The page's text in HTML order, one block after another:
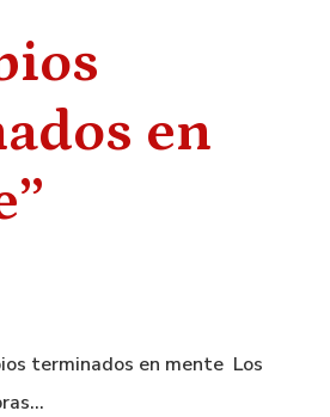
en
terminados en mente Los